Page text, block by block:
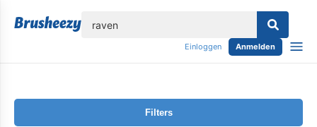
Einloggen Anmelden
Filters